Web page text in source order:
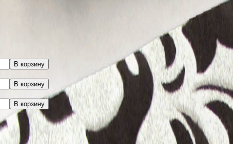
В корзину
В корзину
В корзину